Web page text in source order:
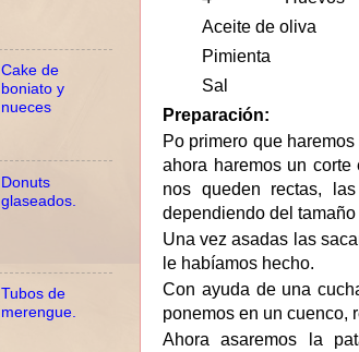
Aceite de oliva
Pimienta
Sal
Preparación:
Po primero que
ahora haremos un
nos queden rectas,
dependiendo del
Una vez asadas las
le habíamos hecho.
Con ayuda de una
ponemos en un cuenco,
Ahora asaremos la
Cake de
boniato y
nueces
Donuts
glaseados.
Tubos de
merengue.